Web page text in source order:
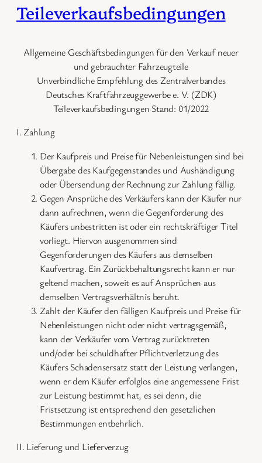
Teileverkaufsbedingungen
Allgemeine Geschäftsbedingungen für den Verkauf neuer
und gebrauchter Fahrzeugteile
Unverbindliche Empfehlung des Zentralverbandes
Deutsches Kraftfahrzeuggewerbe e. V. (ZDK)
Teileverkaufsbedingungen Stand: 01/2022
I. Zahlung
Der Kaufpreis und Preise für Nebenleistungen sind bei
Übergabe des Kaufgegenstandes und Aushändigung
oder Übersendung der Rechnung zur Zahlung fällig.
Gegen Ansprüche des Verkäufers kann der Käufer nur
dann aufrechnen, wenn die Gegenforderung des
Käufers unbestritten ist oder ein rechtskräftiger Titel
vorliegt. Hiervon ausgenommen sind
Gegenforderungen des Käufers aus demselben
Kaufvertrag. Ein Zurückbehaltungsrecht kann er nur
geltend machen, soweit es auf Ansprüchen aus
demselben Vertragsverhältnis beruht.
Zahlt der Käufer den fälligen Kaufpreis und Preise für
Nebenleistungen nicht oder nicht vertragsgemäß,
kann der Verkäufer vom Vertrag zurücktreten
und/oder bei schuldhafter Pflichtverletzung des
Käufers Schadensersatz statt der Leistung verlangen,
wenn er dem Käufer erfolglos eine angemessene Frist
zur Leistung bestimmt hat, es sei denn, die
Fristsetzung ist entsprechend den gesetzlichen
Bestimmungen entbehrlich.
II. Lieferung und Lieferverzug